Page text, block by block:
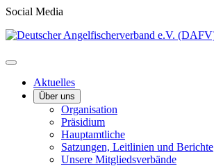
Social Media
Aktuelles
Über uns
Organisation
Präsidium
Hauptamtliche
Satzungen, Leitlinien und Berichte
Unsere Mitgliedsverbände